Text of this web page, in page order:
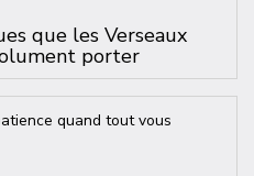
que les Verseaux
porter